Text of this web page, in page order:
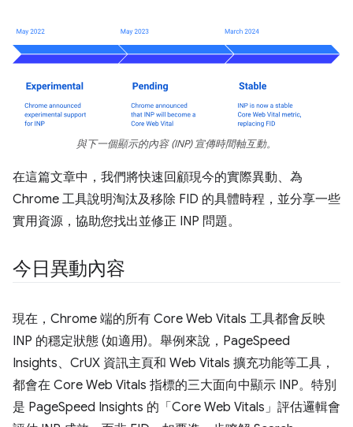
與下一個顯示的內容 (INP) 宣傳時間軸互動。
在這篇文章中，我們將快速回顧現今的實際異動、為
Chrome 工具說明淘汰及移除 FID 的具體時程，並分享一些
實用資源，協助您找出並修正 INP 問題。
今日異動內容
現在，Chrome 端的所有 Core Web Vitals 工具都會反映
INP 的穩定狀態 (如適用)。舉例來說，PageSpeed
Insights、CrUX 資訊主頁和 Web Vitals 擴充功能等工具，
都會在 Core Web Vitals 指標的三大面向中顯示 INP。特別
是 PageSpeed Insights 的「Core Web Vitals」評估邏輯會